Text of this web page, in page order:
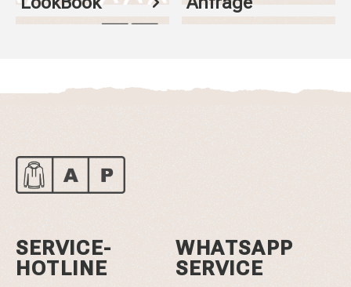
SERVICE-
HOTLINE
WHATSAPP
SERVICE